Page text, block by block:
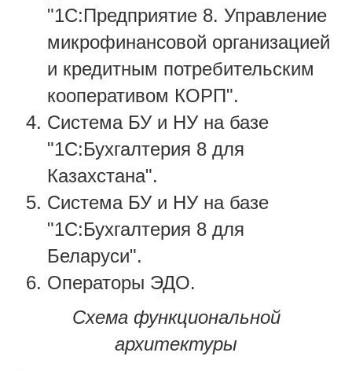
"1С:Предприятие 8. Управление
микрофинансовой организацией
и кредитным потребительским
кооперативом КОРП".
Система БУ и НУ на базе
"1С:Бухгалтерия 8 для
Казахстана".
Система БУ и НУ на базе
"1С:Бухгалтерия 8 для
Беларуси".
Операторы ЭДО.
Схема функциональной
архитектуры